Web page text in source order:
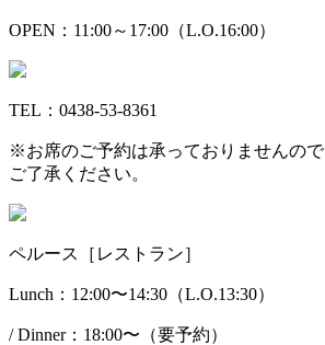
OPEN：11:00～17:00（L.O.16:00）
TEL：0438-53-8361
※お席のご予約は承っておりませんので
ご了承ください。
ペルース［レストラン］
Lunch：12:00〜14:30（L.O.13:30）
/ Dinner：18:00〜（要予約）